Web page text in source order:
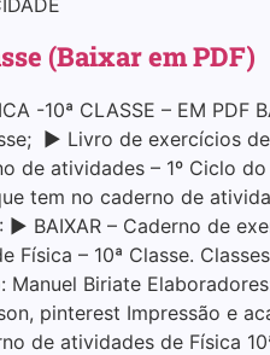
(Baixar em PDF)
-10ª CLASSE – EM PDF
▶ Livro de exercícios
de atividades – 1º Ciclo
tem no caderno de
BAIXAR – Caderno de
Física – 10ª Classe.
Biriate
pinterest Impressão e
atividades de Física